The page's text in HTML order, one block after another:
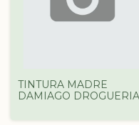
TINTURA MADRE
DAMIAGO DROGUERIA